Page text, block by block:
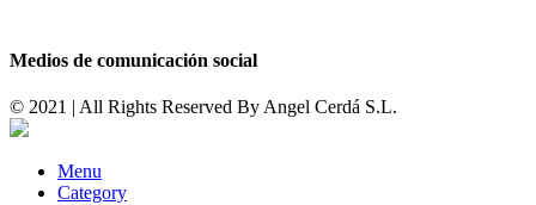
Medios de comunicación social
© 2021 | All Rights Reserved By Angel Cerdá S.L.
Menu
Category